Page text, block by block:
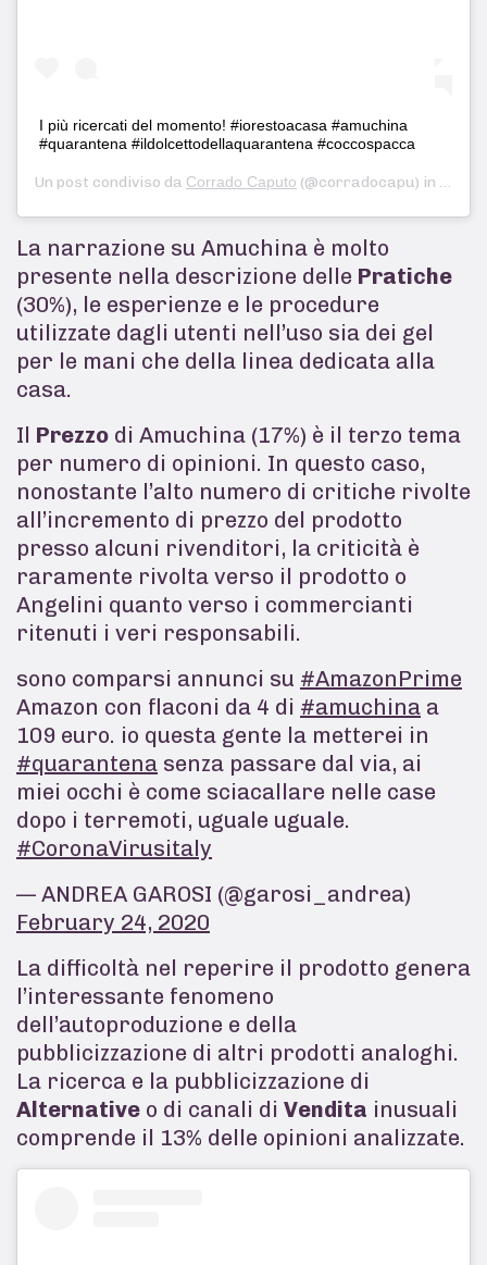
I più ricercati del momento! #iorestoacasa #amuchina
#quarantena #ildolcettodellaquarantena #coccospacca
Un post condiviso da Corrado Caputo (@corradocapu) in data:
La narrazione su Amuchina è molto
presente nella descrizione delle Pratiche
(30%), le esperienze e le procedure
utilizzate dagli utenti nell’uso sia dei gel
per le mani che della linea dedicata alla
casa.
Il Prezzo di Amuchina (17%) è il terzo tema
per numero di opinioni. In questo caso,
nonostante l’alto numero di critiche rivolte
all’incremento di prezzo del prodotto
presso alcuni rivenditori, la criticità è
raramente rivolta verso il prodotto o
Angelini quanto verso i commercianti
ritenuti i veri responsabili.
sono comparsi annunci su #AmazonPrime
Amazon con flaconi da 4 di #amuchina a
109 euro. io questa gente la metterei in
#quarantena senza passare dal via, ai
miei occhi è come sciacallare nelle case
dopo i terremoti, uguale uguale.
#CoronaVirusitaly
— ANDREA GAROSI (@garosi_andrea)
February 24, 2020
La difficoltà nel reperire il prodotto genera
l’interessante fenomeno
dell’autoproduzione e della
pubblicizzazione di altri prodotti analoghi.
La ricerca e la pubblicizzazione di
Alternative o di canali di Vendita inusuali
comprende il 13% delle opinioni analizzate.